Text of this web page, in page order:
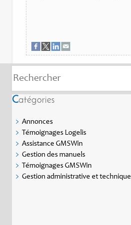
Catégories
Annonces
Témoignages Logelis
Assistance GMSWin
Gestion des manuels
Témoignages GMSWin
Gestion administrative et technique